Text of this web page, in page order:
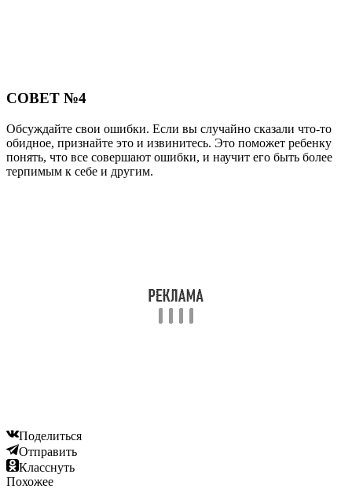
СОВЕТ №4
Обсуждайте свои ошибки. Если вы случайно сказали что-то
обидное, признайте это и извинитесь. Это поможет ребенку
понять, что все совершают ошибки, и научит его быть более
терпимым к себе и другим.
Поделиться
Отправить
Класснуть
Похожее